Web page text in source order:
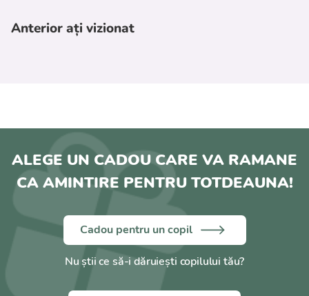
- Înălțime șezut: 23 cm.
- Greutate: 2,4 kg.
Anterior ați vizionat
ALEGE UN CADOU CARE VA RAMANE
CA AMINTIRE PENTRU TOTDEAUNA!
Cadou pentru un copil
Nu știi ce să-i dăruiești copilului tău?